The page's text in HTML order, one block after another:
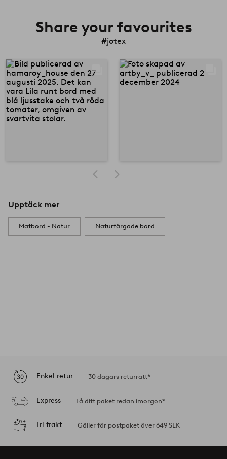
Share your favourites
#jotex
Upptäck mer
Matbord - Natur Naturfärgade bord
Enkel retur 30 dagars returrätt*
Express Få ditt paket redan imorgon*
Fri frakt Gäller för postpaket över 649 SEK